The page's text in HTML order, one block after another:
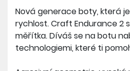
Váha: 260 g (UK8)
Drop: 9 mm
Nová generace boty, která
rychlost. Craft Endurance 2
měřítka. Díváš se na botu
technologiemi, které ti